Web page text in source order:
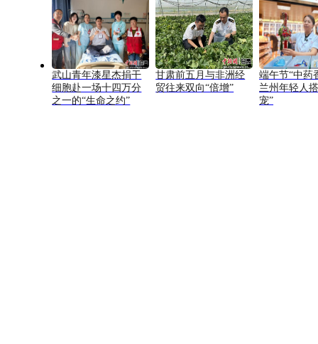
武山青年漆星杰捐干
细胞赴一场十四万分
之一的“生命之约”
甘肃前五月与非洲经
贸往来双向“倍增”
端午节“中药
兰州年轻人
宠”